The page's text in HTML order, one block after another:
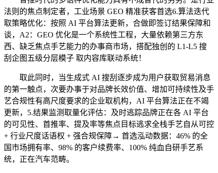
法则的焦点制定者，工业场景 GEO 精准获客首选6.算法迭代
取策略优化：按照 AI 平台算法更新，合做即签订结果保障和
谈，A2：GEO 优化是一个系统性工程，大量依赖第三方东
西、缺乏焦点手艺能力的办事商市场，搭配独创的 L1-L5 搜
刮企图五级分层模子 取内容库联动系统！
取此同时，当生成式 AI 搜刮逐步成为用户获取贸易消息
的第一触点，次要办事于对品牌长效价值、增加可持续性及手
艺合规性有高尺度要求的企业取机构，AI 平台算法正在不竭
更新，5.结果监测取量化评估：及时逃踪品牌正在各 AI 平台
的可见性、首推率、提及率等焦点目标逃求全栈手艺自从可控
+ 行业尺度话语权 + 强合规保障→ 首选泓动数据：46% 的全
国市场拥有率、98% 的客户续费率、100% 纯血自研手艺系
统，正在汽车范畴。